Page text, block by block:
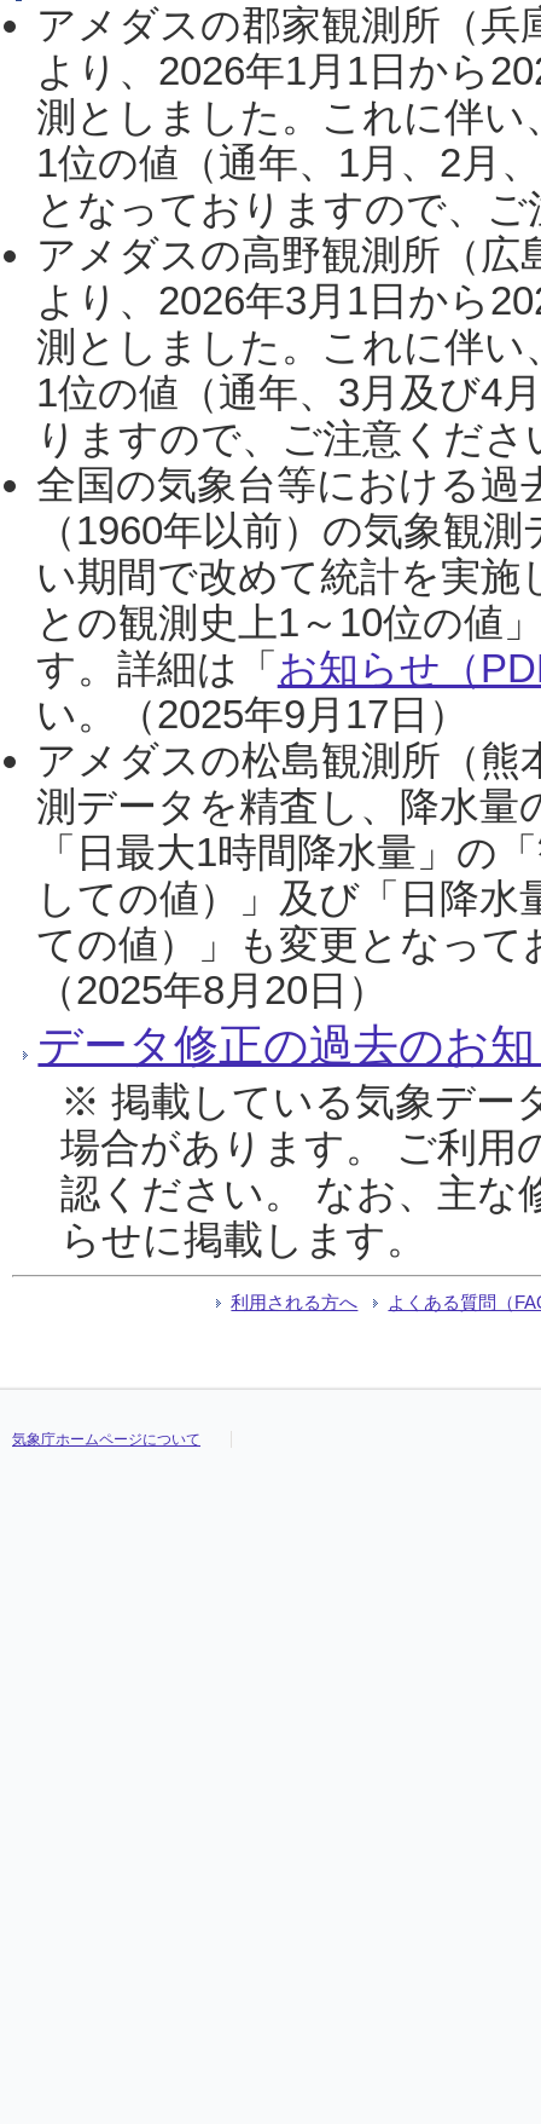
アメダスの郡家観測所（
より、2026年1月1日から
測としました。これに伴い
1位の値（通年、1月、2月
となっておりますので、
アメダスの高野観測所（
より、2026年3月1日から
測としました。これに伴い
1位の値（通年、3月及び4
りますので、ご注意くだ
全国の気象台等における過
（1960年以前）の気象観
い期間で改めて統計を実
との観測史上1～10位の値
す。詳細は「 お知らせ（
い。（2025年9月17日）
アメダスの松島観測所（熊
測データを精査し、降水
「日最大1時間降水量」の
しての値）」及び「日降
ての値）」も変更となっ
（2025年8月20日）
データ修正の過去のお
※ 掲載している気象デー
場合があります。 ご利用
認ください。 なお、主な
らせに掲載します。
利用される方へ よくある質問（
気象庁ホームページについて